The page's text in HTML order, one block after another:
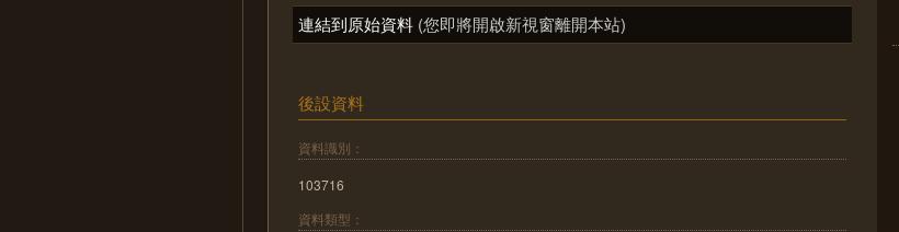
連結到原始資料 (您即將開啟新視窗離開本站)
後設資料
資料識別：
103716
資料類型：